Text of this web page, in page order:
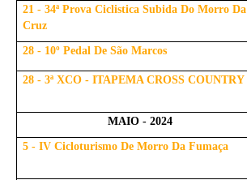
21 - 34ª Prova Ciclistica Subida Do Morro Da
Cruz
28 - 10º Pedal De São Marcos
28 - 3ª XCO - ITAPEMA CROSS COUNTRY
MAIO - 2024
5 - IV Cicloturismo De Morro Da Fumaça